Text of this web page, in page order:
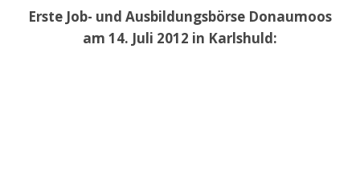
Erste Job- und Ausbildungsbörse Donaumoos
am 14. Juli 2012 in Karlshuld: